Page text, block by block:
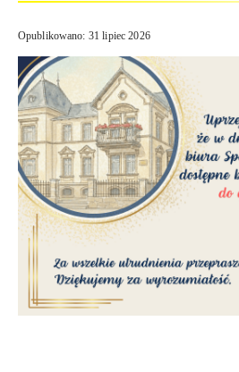
Opublikowano: 31 lipiec 2026